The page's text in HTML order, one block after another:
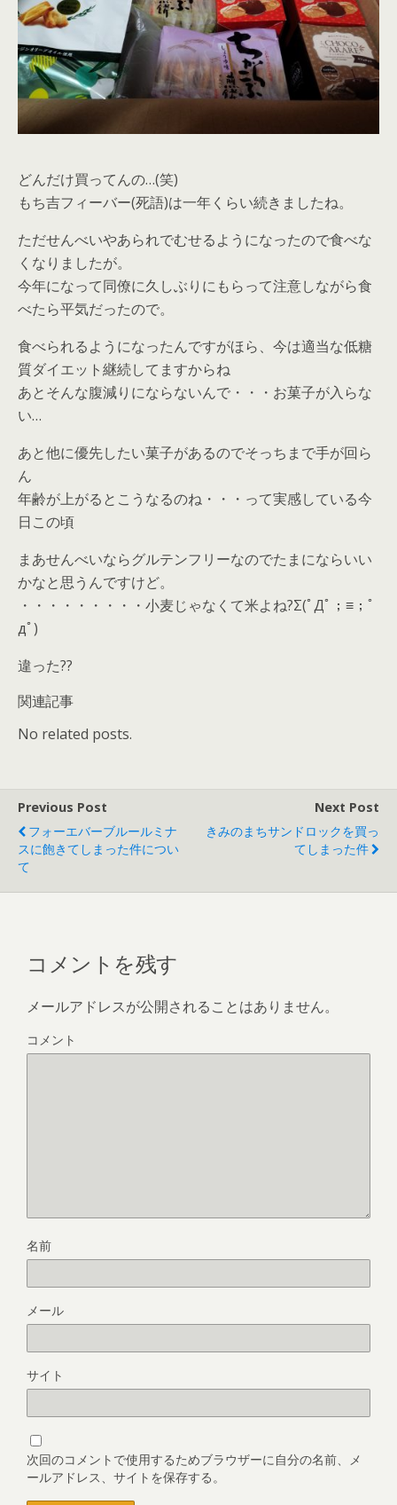
どんだけ買ってんの…(笑)
もち吉フィーバー(死語)は一年くらい続きましたね。
ただせんべいやあられでむせるようになったので食べな
くなりましたが。
今年になって同僚に久しぶりにもらって注意しながら食
べたら平気だったので。
食べられるようになったんですがほら、今は適当な低糖
質ダイエット継続してますからね
あとそんな腹減りにならないんで・・・お菓子が入らな
い…
あと他に優先したい菓子があるのでそっちまで手が回ら
ん
年齢が上がるとこうなるのね・・・って実感している今
日この頃
まあせんべいならグルテンフリーなのでたまにならいい
かなと思うんですけど。
・・・・・・・・・小麦じゃなくて米よね?Σ(ﾟДﾟ；≡；ﾟ
дﾟ)
違った??
関連記事
No related posts.
Previous Post
フォーエバーブルールミナ
スに飽きてしまった件につい
て
Next Post
きみのまちサンドロックを買っ
てしまった件
コメントを残す
メールアドレスが公開されることはありません。
コメント
名前
メール
サイト
次回のコメントで使用するためブラウザーに自分の名前、メ
ールアドレス、サイトを保存する。